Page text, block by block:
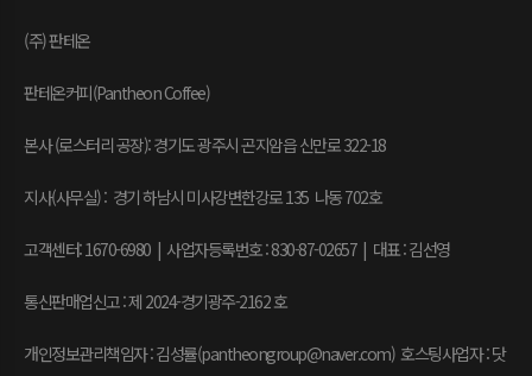
(주) 판테온
판테온커피(Pantheon Coffee)
본사 (로스터리 공장): 경기도 광주시 곤지암읍 신만로 322-18
지사(사무실) : 경기 하남시 미사강변한강로 135 나동 702호
고객센터: 1670-6980 | 사업자등록번호 : 830-87-02657 | 대표 : 김선영
통신판매업신고 : 제 2024-경기광주-2162 호
개인정보관리책임자 : 김성률(pantheongroup@naver.com) 호스팅사업자 : 닷